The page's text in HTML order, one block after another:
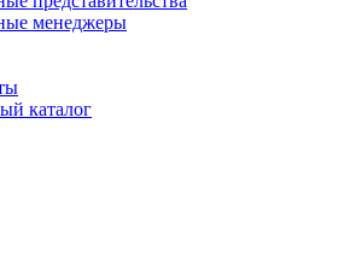
менеджеры
каталог